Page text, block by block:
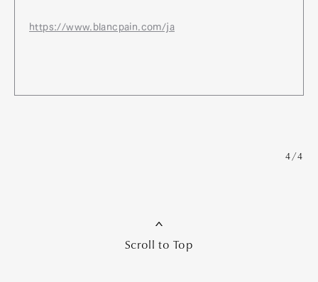
https://www.blancpain.com/ja
4/4
Scroll to Top